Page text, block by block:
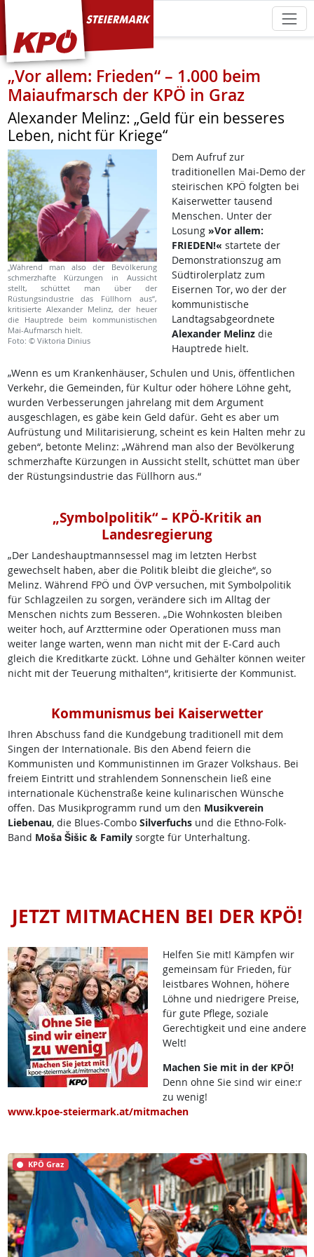
KPÖ Steiermark
„Vor allem: Frieden“ – 1.000 beim
Maiaufmarsch der KPÖ in Graz
Alexander Melinz: „Geld für ein besseres
Leben, nicht für Kriege“
„Während man also der Bevölkerung
schmerzhafte Kürzungen in Aussicht
stellt, schüttet man über der
Rüstungsindustrie das Füllhorn aus“,
kritisierte Alexander Melinz, der heuer
die Hauptrede beim kommunistischen
Mai-Aufmarsch hielt.
Foto: © Viktoria Dinius
Dem Aufruf zur
traditionellen Mai-Demo der
steirischen KPÖ folgten bei
Kaiserwetter tausend
Menschen. Unter der
Losung »Vor allem:
FRIEDEN!« startete der
Demonstrationszug am
Südtirolerplatz zum
Eisernen Tor, wo der der
kommunistische
Landtagsabgeordnete
Alexander Melinz die
Hauptrede hielt.
„Wenn es um Krankenhäuser, Schulen und Unis, öffentlichen
Verkehr, die Gemeinden, für Kultur oder höhere Löhne geht,
wurden Verbesserungen jahrelang mit dem Argument
ausgeschlagen, es gäbe kein Geld dafür. Geht es aber um
Aufrüstung und Militarisierung, scheint es kein Halten mehr zu
geben“, betonte Melinz: „Während man also der Bevölkerung
schmerzhafte Kürzungen in Aussicht stellt, schüttet man über
der Rüstungsindustrie das Füllhorn aus.“
„Symbolpolitik“ – KPÖ-Kritik an
Landesregierung
„Der Landeshauptmannsessel mag im letzten Herbst
gewechselt haben, aber die Politik bleibt die gleiche“, so
Melinz. Während FPÖ und ÖVP versuchen, mit Symbolpolitik
für Schlagzeilen zu sorgen, verändere sich im Alltag der
Menschen nichts zum Besseren. „Die Wohnkosten bleiben
weiter hoch, auf Arzttermine oder Operationen muss man
weiter lange warten, wenn man nicht mit der E-Card auch
gleich die Kreditkarte zückt. Löhne und Gehälter können weiter
nicht mit der Teuerung mithalten“, kritisierte der Kommunist.
Kommunismus bei Kaiserwetter
Ihren Abschuss fand die Kundgebung traditionell mit dem
Singen der Internationale. Bis den Abend feiern die
Kommunisten und Kommunistinnen im Grazer Volkshaus. Bei
freiem Eintritt und strahlendem Sonnenschein ließ eine
internationale Küchenstraße keine kulinarischen Wünsche
offen. Das Musikprogramm rund um den Musikverein
Liebenau, die Blues-Combo Silverfuchsund die Ethno-Folk-
Band Moša Šišic & Familysorgte für Unterhaltung.
JETZT MITMACHEN BEI DER KPÖ!
Helfen Sie mit! Kämpfen wir
gemeinsam für Frieden, für
leistbares Wohnen, höhere
Löhne und niedrigere Preise,
für gute Pflege, soziale
Gerechtigkeit und eine andere
Welt!
Machen Sie mit in der KPÖ!
Denn ohne Sie sind wir eine:r
zu wenig!
www.kpoe-steiermark.at/mitmachen
KPÖ Graz